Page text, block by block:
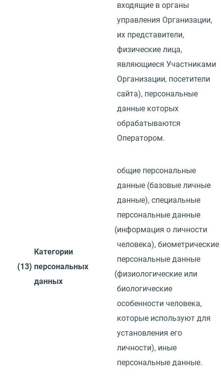
входящие в органы
управления Организации,
их представители,
физические лица,
являющиеся Участниками
Организации, посетители
сайта), персональные
данные которых
обрабатываются
Оператором.
(13)
Категории
персональных
данных
общие персональные
данные (базовые личные
данные), специальные
персональные данные
(информация о личности
человека), биометрические
персональные данные
(физиологические или
биологические
особенности человека,
которые используют для
установления его
личности), иные
персональные данные.